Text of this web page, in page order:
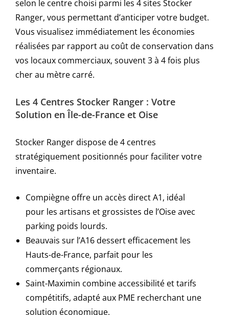
selon le centre choisi parmi les 4 sites Stocker
Ranger, vous permettant d’anticiper votre budget.
Vous visualisez immédiatement les économies
réalisées par rapport au coût de conservation dans
vos locaux commerciaux, souvent 3 à 4 fois plus
cher au mètre carré.
Les 4 Centres Stocker Ranger : Votre
Solution en Île-de-France et Oise
Stocker Ranger dispose de 4 centres
stratégiquement positionnés pour faciliter votre
inventaire.
Compiègne offre un accès direct A1, idéal
pour les artisans et grossistes de l’Oise avec
parking poids lourds.
Beauvais sur l’A16 dessert efficacement les
Hauts-de-France, parfait pour les
commerçants régionaux.
Saint-Maximin combine accessibilité et tarifs
compétitifs, adapté aux PME recherchant une
solution économique.